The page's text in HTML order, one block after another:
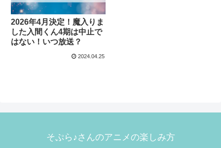
2026年4月決定！魔入りま
した入間くん4期は中止で
はない！いつ放送？
2024.04.25
そぷら♪さんのアニメの楽しみ方